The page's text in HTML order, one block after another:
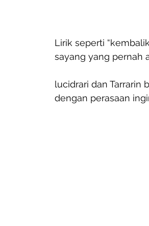
Lirik seperti
sayang yang pernah
lucidrari dan Tarrarin
dengan perasaan